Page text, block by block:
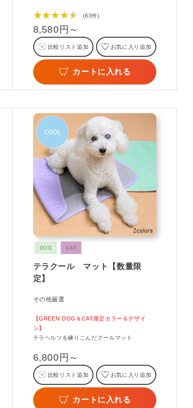
★★★★★ (63件)
8,580円～
比較リスト追加 お気に入り追加
カートに入れる
DOG CAT
テラクール マット【数量限
定】
その他厳選
【GREEN DOG＆CAT限定カラー＆デザイ
ン】
テラヘルツを練りこんだクールマット
6,800円～
比較リスト追加 お気に入り追加
カートに入れる